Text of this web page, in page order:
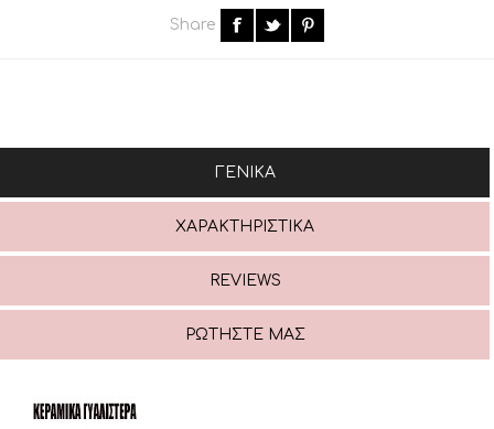
Share
ΓΕΝΙΚΆ
ΧΑΡΑΚΤΗΡΙΣΤΙΚΆ
REVIEWS
ΡΩΤΉΣΤΕ ΜΑΣ